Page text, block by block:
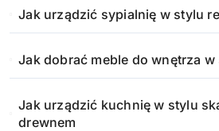
Jak urządzić sypialnię w stylu
Jak dobrać meble do wnętrza
Jak urządzić kuchnię w stylu
drewnem